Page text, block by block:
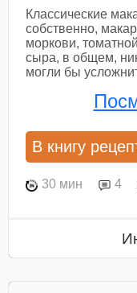
Классические
собственно,
моркови,
сыра, в общем,
могли бы
В книгу
30 мин 4